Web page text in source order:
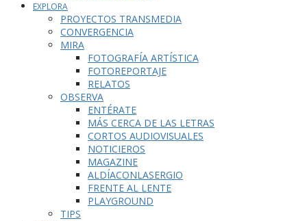
EXPLORA
PROYECTOS TRANSMEDIA
CONVERGENCIA
MIRA
FOTOGRAFÍA ARTÍSTICA
FOTOREPORTAJE
RELATOS
OBSERVA
ENTÉRATE
MÁS CERCA DE LAS LETRAS
CORTOS AUDIOVISUALES
NOTICIEROS
MAGAZINE
ALDÍACONLASERGIO
FRENTE AL LENTE
PLAYGROUND
TIPS